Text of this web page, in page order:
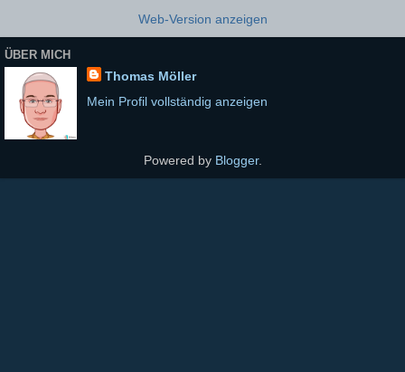
Web-Version anzeigen
ÜBER MICH
Thomas Möller
Mein Profil vollständig anzeigen
Powered by Blogger.